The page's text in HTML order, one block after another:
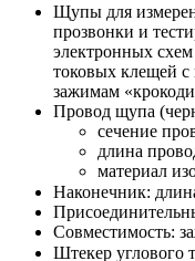
Щупы для
прозвонки и
электронных
токовых клещей
зажимам
Провод щупа
сечение
длина
материал
Наконечник:
Совместимость:
Штекер углового